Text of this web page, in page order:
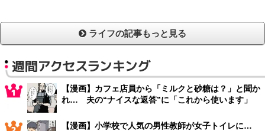
ライフの記事もっと見る
週間アクセスランキング
【漫画】カフェ店員から「ミルクと砂糖は？」と聞か
れ… 夫の“ナイスな返答”に「これから使います」
【漫画】小学校で人気の男性教師が女子トイレに…